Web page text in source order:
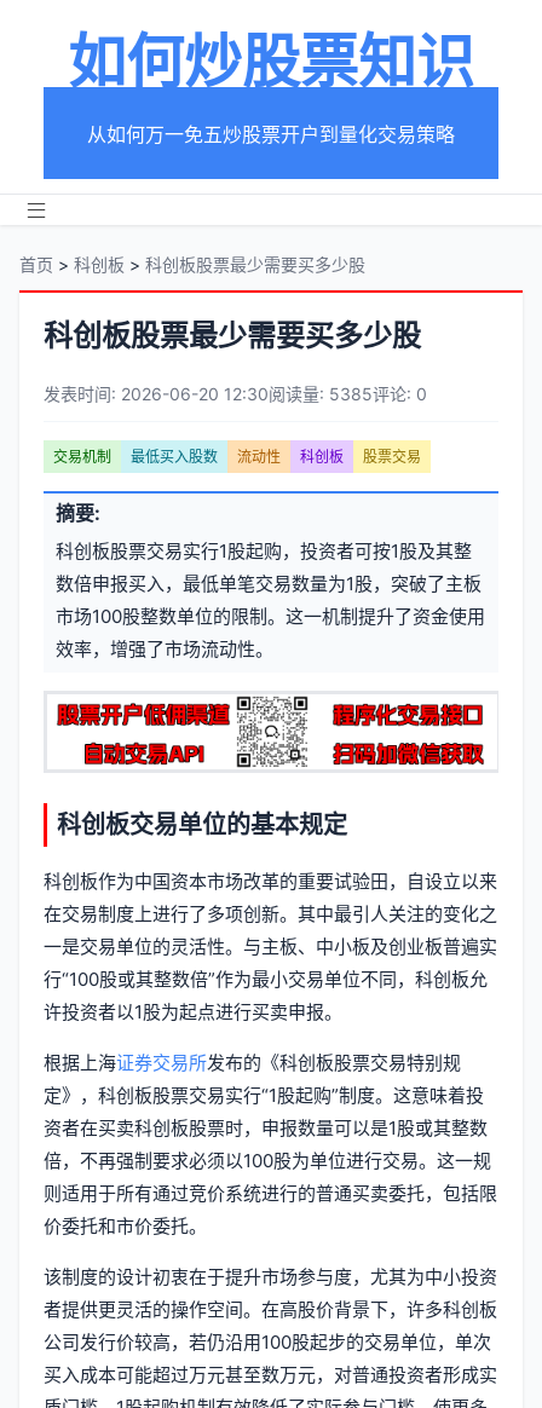
如何炒股票知识
从如何万一免五炒股票开户到量化交易策略
首页 > 科创板 > 科创板股票最少需要买多少股
科创板股票最少需要买多少股
章
元
信
息
发表时间: 2026-06-20 12:30阅读量: 5385评论: 0
文
章
标
签
交易机制 最低买入股数 流动性 科创板 股票交易
摘要:
科创板股票交易实行1股起购，投资者可按1股及其整
数倍申报买入，最低单笔交易数量为1股，突破了主板
市场100股整数单位的限制。这一机制提升了资金使用
效率，增强了市场流动性。
科创板交易单位的基本规定
科创板作为中国资本市场改革的重要试验田，自设立以来
在交易制度上进行了多项创新。其中最引人关注的变化之
一是交易单位的灵活性。与主板、中小板及创业板普遍实
行“100股或其整数倍”作为最小交易单位不同，科创板允
许投资者以1股为起点进行买卖申报。
根据上海证券交易所发布的《科创板股票交易特别规
定》，科创板股票交易实行“1股起购”制度。这意味着投
资者在买卖科创板股票时，申报数量可以是1股或其整数
倍，不再强制要求必须以100股为单位进行交易。这一规
则适用于所有通过竞价系统进行的普通买卖委托，包括限
价委托和市价委托。
该制度的设计初衷在于提升市场参与度，尤其为中小投资
者提供更灵活的操作空间。在高股价背景下，许多科创板
公司发行价较高，若仍沿用100股起步的交易单位，单次
买入成本可能超过万元甚至数万元，对普通投资者形成实